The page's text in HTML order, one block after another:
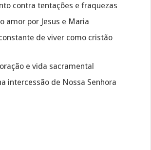
contra tentações e fraquezas
amor por Jesus e Maria
de viver como cristão
e vida sacramental
intercessão de Nossa Senhora